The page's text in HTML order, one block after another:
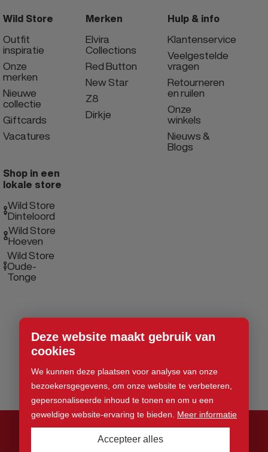
Deze website maakt gebruik van
cookies
We kunnen deze plaatsen voor analyse van onze
bezoekersgegevens, om onze website te verbeteren,
gepersonaliseerde inhoud te tonen en om u een
geweldige website-ervaring te bieden. Meer informatie
Accepteer alles
Wild Store
Outfit
inspiratie
Onze
merken
Nieuwe
collectie
Giftcards
Vacatures
Merken
Elvira
Collections
Red Button
New Star
Z8
Dirkje
Hulp & info
Klantenservice
Veelgestelde
vragen
Retourneren
en ruilen
Onze
winkels
Nieuws &
Blogs
Shop in een
lokale store
Wild Store
Dinteloord
Wild Store
Hoeven
Wild Store
Oude-
Tonge
© 2026 Wild Store. Alle rechten voorbehouden